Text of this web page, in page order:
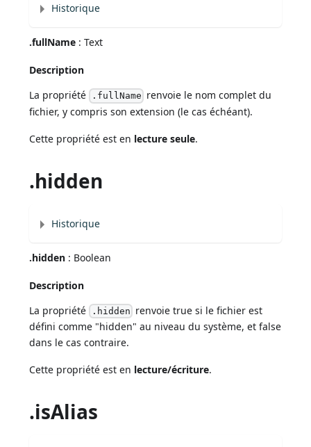
Historique
.fullName : Text
Description
La propriété .fullName renvoie le nom complet du
fichier, y compris son extension (le cas échéant).
Cette propriété est en lecture seule.
.hidden
Historique
.hidden : Boolean
Description
La propriété .hidden renvoie true si le fichier est
défini comme "hidden" au niveau du système, et false
dans le cas contraire.
Cette propriété est en lecture/écriture.
.isAlias